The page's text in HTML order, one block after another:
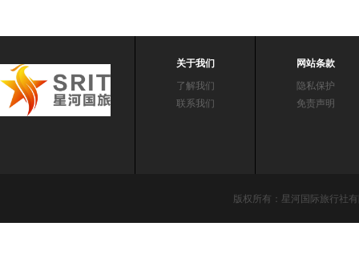
关于我们
了解我们
联系我们
网站条款
隐私保护
免责声明
版权所有：星河国际旅行社